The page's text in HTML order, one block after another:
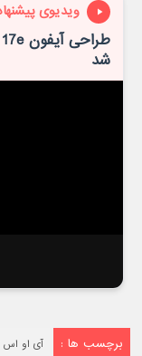
ویدیوی
شد
برچسب ها : آی او اس ۲۷